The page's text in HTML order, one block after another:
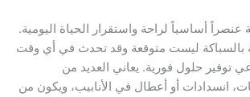
عنصراً أساسياً لراحة واستقرار الحياة اليومية.
بالسباكة ليست متوقعة وقد تحدث في أي وقت
توفير حلول فورية. يعاني العديد من
انسدادات أو أعطال في الأنابيب، ويكون من